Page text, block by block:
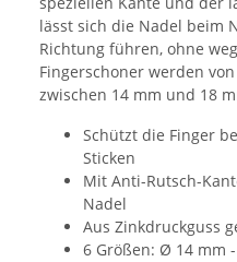
lässt sich die Nadel beim
Richtung führen, ohne
Fingerschoner werden
zwischen 14 mm und 18
Schützt die Finger
Sticken
Mit Anti-Rutsch-
Nadel
Aus Zinkdruckguss
6 Größen: Ø 14 mm